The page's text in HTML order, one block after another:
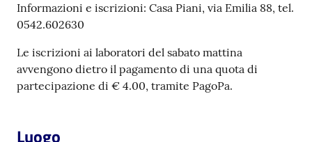
Catalogo
on line
Informazioni e iscrizioni: Casa Piani, via Emilia 88, tel.
0542.602630
Le iscrizioni ai laboratori del sabato mattina
avvengono dietro il pagamento di una quota di
partecipazione di € 4.00, tramite PagoPa.
Luogo